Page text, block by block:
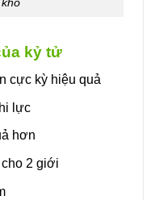
kỷ tử
cực kỳ hiệu quả
lực
hơn
2 giới